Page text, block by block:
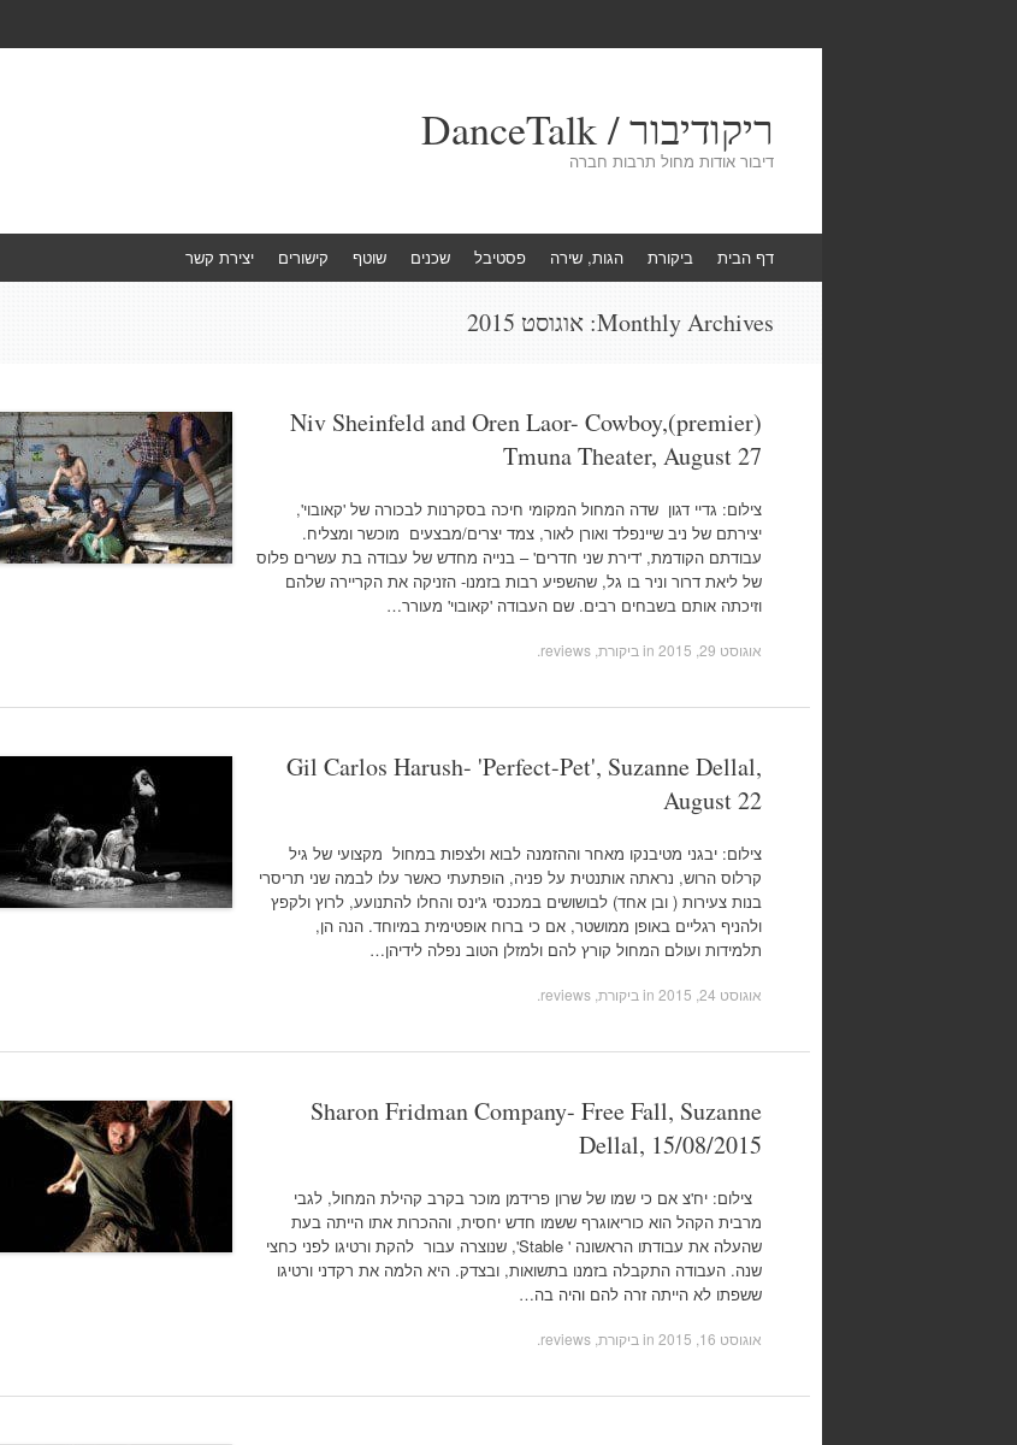
ריקודיבור / DanceTalk
דיבור אודות מחול תרבות חברה
to
דף הבית ביקורת הגות, שירה פסטיבל שכנים שוטף קישורים יצירת קשר
Monthly Archives: אוגוסט 2015
Niv Sheinfeld and Oren Laor- Cowboy,(premier)
Tmuna Theater, August 27
צילום: גדיי דגון שדה המחול המקומי חיכה בסקרנות לבכורה של 'קאובוי',
יצירתם של ניב שיינפלד ואורן לאור, צמד יצרים/מבצעים מוכשר ומצליח.
עבודתם הקודמת, 'דירת שני חדרים' – בנייה מחדש של עבודה בת עשרים פלוס
של ליאת דרור וניר בו גל, שהשפיע רבות בזמנו- הזניקה את הקריירה שלהם
וזיכתה אותם בשבחים רבים. שם העבודה 'קאובוי' מעורר…
אוגוסט 29, 2015 ביקורת, reviews
Gil Carlos Harush- 'Perfect-Pet', Suzanne Dellal,
August 22
צילום: יבגני מטיבנקו מאחר וההזמנה לבוא ולצפות במחול מקצועי של גיל
קרלוס הרוש, נראתה אותנטית על פניה, הופתעתי כאשר עלו לבמה שני תריסרי
בנות צעירות ( ובן אחד) לבושושים במכנסי ג'ינס והחלו להתנועע, לרוץ ולקפץ
ולהניף רגליים באופן ממושטר, אם כי ברוח אופטימית במיוחד. הנה הן,
תלמידות ועולם המחול קורץ להם ולמזלן הטוב נפלה לידיהן…
אוגוסט 24, 2015 ביקורת, reviews
Sharon Fridman Company- Free Fall, Suzanne
Dellal, 15/08/2015
צילום: יח'צ אם כי שמו של שרון פרידמן מוכר בקרב קהילת המחול, לגבי
מרבית הקהל הוא כוריאוגרף ששמו חדש יחסית, וההכרות אתו הייתה בעת
שהעלה את עבודתו הראשונה ' Stable', שנוצרה עבור להקת ורטיגו לפני כחצי
שנה. העבודה התקבלה בזמנו בתשואות, ובצדק. היא הלמה את רקדני ורטיגו
ששפתו לא הייתה זרה להם והיה בה…
אוגוסט 16, 2015 ביקורת, reviews